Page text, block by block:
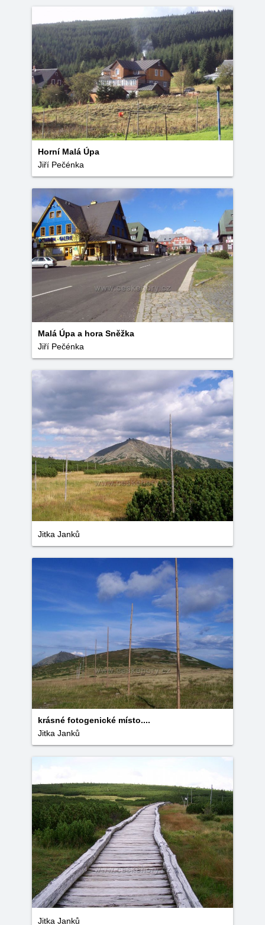
Horní Malá Úpa
Jiří Pečénka
Malá Úpa a hora Sněžka
Jiří Pečénka
Jitka Janků
krásné fotogenické místo....
Jitka Janků
Jitka Janků